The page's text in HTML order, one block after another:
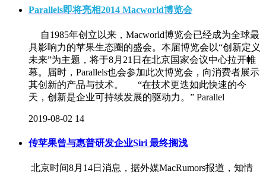
Parallels即将亮相2014 Macworld博览会
自1985年创立以来，Macworld博览会已经成为全球最
具影响力的苹果生态圈的盛会。本届博览会以“创新定义
未来”为主题，将于8月21日在北京国家会议中心拉开帷
幕。届时，Parallels也会参加此次博览会，向消费者展示
其创新的产品与技术。 “在技术更迭如此快速的今
天，创新是企业可持续发展的驱动力。” Parallel
2019-08-02 14
传苹果曾与惠普研发企业Siri 最终搁浅
北京时间8月14日消息，据外媒MacRumors报道，知情